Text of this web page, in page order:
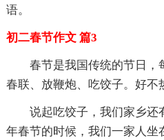
语。
初二春节作文 篇3
春节是我国传统的节日，
春联、放鞭炮、吃饺子。好不
说起吃饺子，我们家乡还
年春节的时候，我们一家人坐